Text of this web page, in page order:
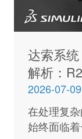
达索系
解析：
化
2026-07-09
在处理复
始终面临